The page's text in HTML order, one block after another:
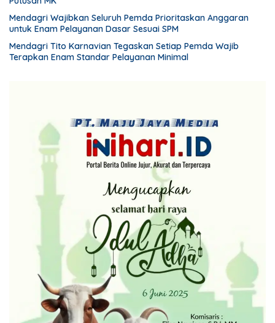
Mendagri Wajibkan Seluruh Pemda Prioritaskan Anggaran
untuk Enam Pelayanan Dasar Sesuai SPM
Mendagri Tito Karnavian Tegaskan Setiap Pemda Wajib
Terapkan Enam Standar Pelayanan Minimal